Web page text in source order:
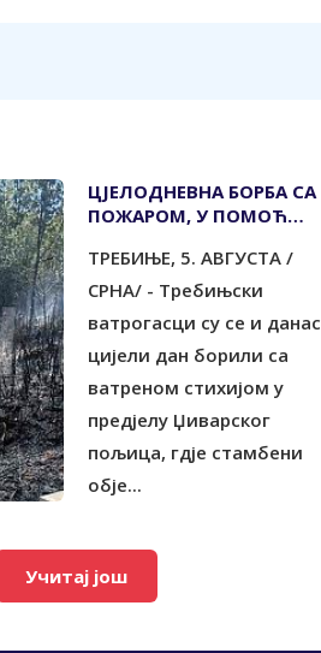
ЦЈЕЛОДНЕВНА БОРБА СА
ПОЖАРОМ, У ПОМОЋ
TРЕБИЊЕ, 5. АВГУСTА /
СРНА/ - Требињски
ватрогасци су се и данас
цијели дан борили са
ватреном стихијом у
предјелу Џиварског
пољица, гдје стамбени
обје...
Учитај још